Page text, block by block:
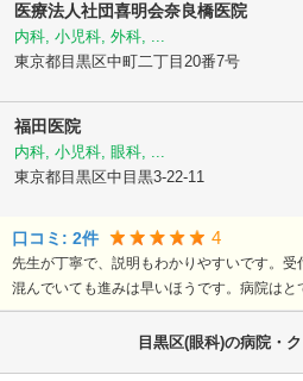
医療法人社団喜明会奈良橋医院
内科, 小児科, 外科, ...
東京都目黒区中町二丁目20番7号
福田医院
内科, 小児科, 眼科, ...
東京都目黒区中目黒3-22-11
口コミ: 2件 4
先生が丁寧で、説明もわかりやすいです。受
混んでいても進みは早いほうです。病院はと
目黒区(眼科)の病院・